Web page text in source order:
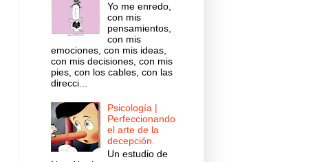
Yo me enredo,
con mis
pensamientos,
con mis
emociones, con mis ideas,
con mis decisiones, con mis
pies, con los cables, con las
direcci...
Psicología |
Perfeccionando
el arte de la
decepción.
Un estudio de